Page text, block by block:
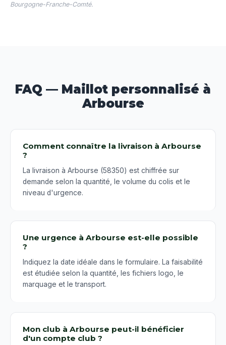
Bourgogne-Franche-Comté.
FAQ — Maillot personnalisé à
Arbourse
Comment connaître la livraison à Arbourse
?
La livraison à Arbourse (58350) est chiffrée sur
demande selon la quantité, le volume du colis et le
niveau d'urgence.
Une urgence à Arbourse est-elle possible
?
Indiquez la date idéale dans le formulaire. La faisabilité
est étudiée selon la quantité, les fichiers logo, le
marquage et le transport.
Mon club à Arbourse peut-il bénéficier
d'un compte club ?